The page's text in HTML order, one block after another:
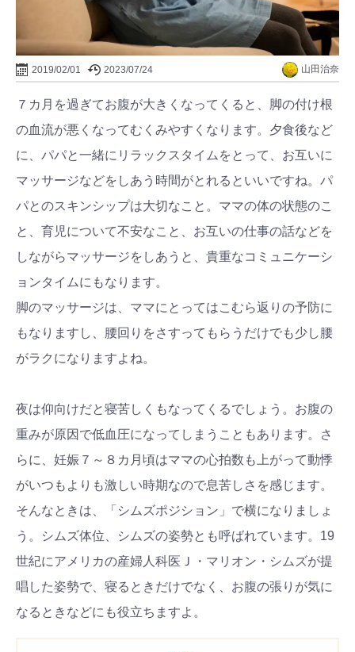
2019/02/01 2023/07/24 山田治奈
７カ月を過ぎてお腹が大きくなってくると、脚の付け根
の血流が悪くなってむくみやすくなります。夕食後など
に、パパと一緒にリラックスタイムをとって、お互いに
マッサージなどをしあう時間がとれるといいですね。パ
パとのスキンシップは大切なこと。ママの体の状態のこ
と、育児について不安なこと、お互いの仕事の話などを
しながらマッサージをしあうと、貴重なコミュニケーシ
ョンタイムにもなります。
脚のマッサージは、ママにとってはこむら返りの予防に
もなりますし、腰回りをさすってもらうだけでも少し腰
がラクになりますよね。
夜は仰向けだと寝苦しくもなってくるでしょう。お腹の
重みが原因で低血圧になってしまうこともあります。さ
らに、妊娠７～８カ月頃はママの心拍数も上がって動悸
がいつもよりも激しい時期なので息苦しさを感じます。
そんなときは、「シムズポジション」で横になりましょ
う。シムズ体位、シムズの姿勢とも呼ばれています。19
世紀にアメリカの産婦人科医Ｊ・マリオン・シムズが提
唱した姿勢で、寝るときだけでなく、お腹の張りが気に
なるときなどにも役立ちますよ。